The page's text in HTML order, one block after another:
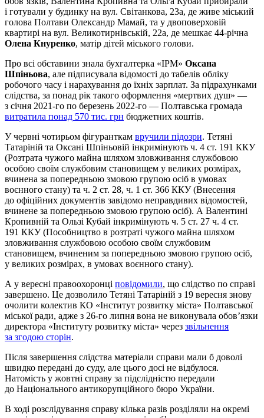
і готували у будинку на вул. Світанкова, 23а, де живе міський
голова Полтави Олександр Мамай, та у двоповерховій
квартирі на вул. Великотирнівській, 22а, де мешкає 44-річна
Олена Кнуренко, матір дітей міського голови.
Про всі обставини знала бухгалтерка «ІРМ» Оксана
Шпіньова, але підписувала відомості до табелів обліку
робочого часу і нарахування до їхніх зарплат. За підрахунками
слідства, за понад рік такого оформлення «мертвих душ» —
з січня 2021-го по березень 2022-го — Полтавська громада
витратила понад 570 тис. грн бюджетних коштів.
У червні чотирьом фігуранткам вручили підозри. Тетяні
Татаріній та Оксані Шпіньовій інкримінують ч. 4 ст. 191 ККУ
(Розтрата чужого майна шляхом зловживання службовою
особою своїм службовим становищем у великих розмірах,
вчинена за попередньою змовою групою осіб в умовах
воєнного стану) та ч. 2 ст. 28, ч. 1 ст. 366 ККУ (Внесення
до офіційних документів завідомо неправдивих відомостей,
вчинене за попередньою змовою групою осіб). А Валентині
Кропивній та Ользі Кубай інкримінують ч. 5 ст. 27 ч. 4 ст.
191 ККУ (Пособництво в розтраті чужого майна шляхом
зловживання службовою особою своїм службовим
становищем, вчиненим за попередньою змовою групою осіб,
у великих розмірах, в умовах воєнного стану).
А у вересні правоохоронці повідомили, що слідство по справі
завершено. Це дозволило Тетяні Татаріній з 19 вересня знову
очолити колектив КО «Інститут розвитку міста» Полтавської
міської ради, адже з 26-го липня вона не виконувала обов’язки
директора «Інституту розвитку міста» через звільнення
за згодою сторін.
Після завершення слідства матеріали справи мали б доволі
швидко передані до суду, але цього досі не відбулося.
Натомість у жовтні справу за підслідністю передали
до Національного антикорупційного бюро України.
В ході розслідування справу кілька разів розділяли на окремі